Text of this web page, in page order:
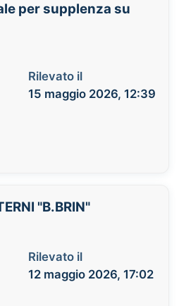
per supplenza su
Rilevato il
15 maggio 2026, 12:39
"B.BRIN"
Rilevato il
12 maggio 2026, 17:02